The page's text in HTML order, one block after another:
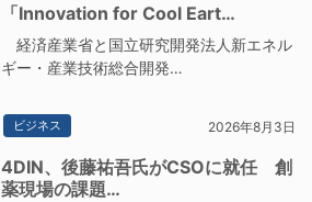
「Innovation for Cool Eart…
経済産業省と国立研究開発法人新エネル
ギー・産業技術総合開発…
ビジネス 2026年8月3日
4DIN、後藤祐吾氏がCSOに就任 創
薬現場の課題…